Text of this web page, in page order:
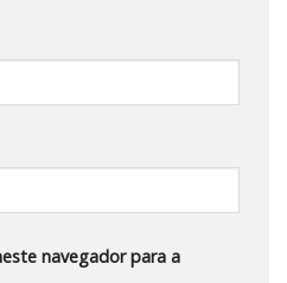
navegador para a